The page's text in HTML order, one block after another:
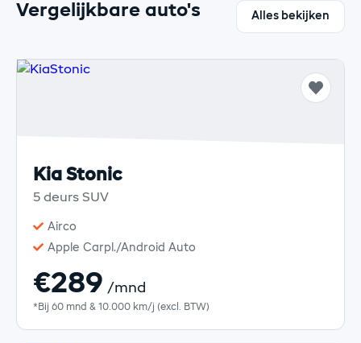
Vergelijkbare auto's Alles bekijken
Kia Stonic
5 deurs SUV
Airco
Apple Carpl./Android Auto
€289 /mnd
*Bij 60 mnd & 10.000 km/j (excl. BTW)